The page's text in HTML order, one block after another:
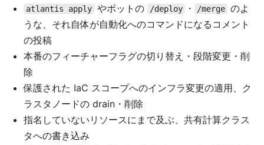
atlantis apply やボットの /deploy ・ /merge のよ
うな、それ自体が自動化へのコマンドになるコメント
の投稿
本番のフィーチャーフラグの切り替え・段階変更・削
除
保護された IaC スコープへのインフラ変更の適用、ク
ラスタノードの drain・削除
指名していないリソースにまで及ぶ、共有計算クラス
タへの書き込み